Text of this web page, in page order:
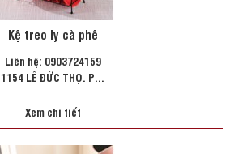
Kệ treo ly cà phê
Liên hệ: 0903724159
1154 LÊ ĐỨC THỌ. P...
Xem chi tiết